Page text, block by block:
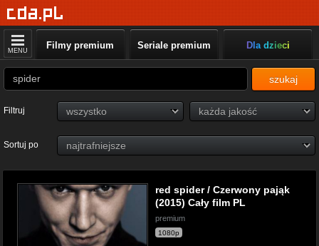
MENU Filmy premium Seriale premium Dla dzieci
szukaj
Filtruj
Sortuj po
red spider / Czerwony pająk
(2015) Cały film PL
premium
1080p